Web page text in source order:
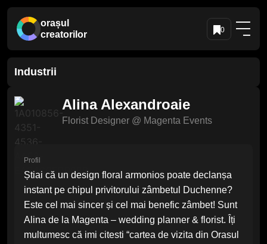
orașul
creatorilor
0
Industrii
Alina Alexandroaie
Florist Designer @ Magenta Events
Profil
Știai că un design floral armonios poate declanșa
instant pe chipul privitorului zâmbetul Duchenne?
Este cel mai sincer și cel mai benefic zâmbet! Sunt
Alina de la Magenta – wedding planner & florist. Îți
multumesc că imi citesti “cartea de vizita din Orasul